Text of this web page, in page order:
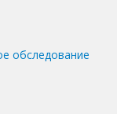
обследование